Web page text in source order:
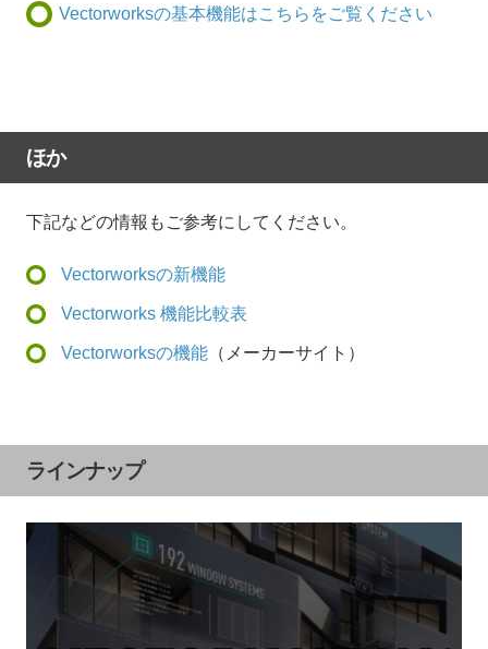
Vectorworksの基本機能はこちらをご覧ください
ほか
下記などの情報もご参考にしてください。
Vectorworksの新機能
Vectorworks 機能比較表
Vectorworksの機能 （メーカーサイト）
ラインナップ